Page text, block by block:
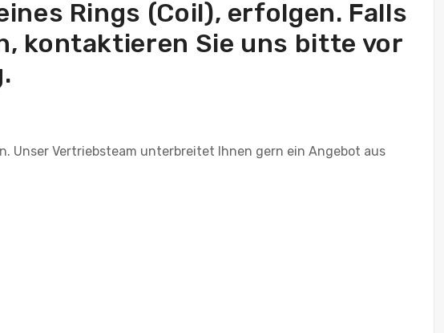
Rings (Coil), erfolgen. Falls
kontaktieren Sie uns bitte vor
Unser Vertriebsteam unterbreitet Ihnen gern ein Angebot aus